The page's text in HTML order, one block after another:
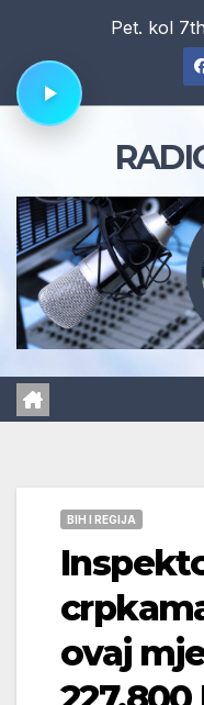
content
Pet. kol
BIH I REGIJA
ovaj